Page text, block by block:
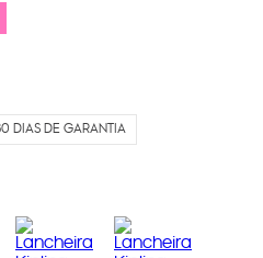
DIAS DE GARANTIA